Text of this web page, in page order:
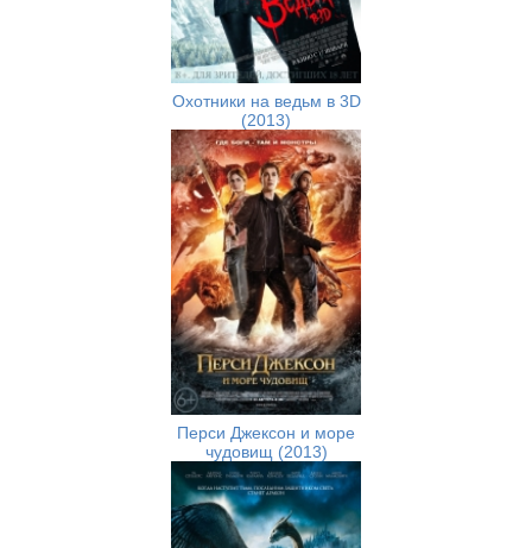
Охотники на ведьм в 3D
(2013)
Перси Джексон и море
чудовищ (2013)